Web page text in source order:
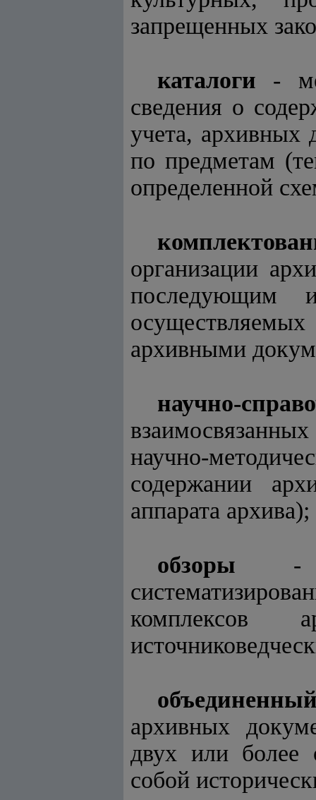
запрещенных
каталоги -
сведения о
учета, архивных
по предметам
определенной
организации
последующим
архивными
научно-
научно-
содержании
аппарата архива);
обзоры -
комплексов
архивных
двух или более
собой